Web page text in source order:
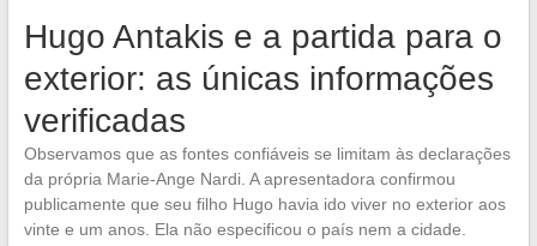
Hugo Antakis e a partida para o
exterior: as únicas informações
verificadas
Observamos que as fontes confiáveis se limitam às declarações
da própria Marie-Ange Nardi. A apresentadora confirmou
publicamente que seu filho Hugo havia ido viver no exterior aos
vinte e um anos. Ela não especificou o país nem a cidade.